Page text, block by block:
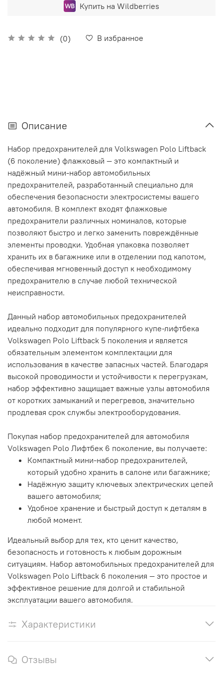
(0) В избранное
Купить на Wildberries
Описание
Набор предохранителей для Volkswagen Polo Liftback
(6 поколение) флажковый — это компактный и
надёжный мини-набор автомобильных
предохранителей, разработанный специально для
обеспечения безопасности электросистемы вашего
автомобиля. В комплект входят флажковые
предохранители различных номиналов, которые
позволяют быстро и легко заменить повреждённые
элементы проводки. Удобная упаковка позволяет
хранить их в багажнике или в отделении под капотом,
обеспечивая мгновенный доступ к необходимому
предохранителю в случае любой технической
неисправности.
Данный набор автомобильных предохранителей
идеально подходит для популярного купе-лифтбека
Volkswagen Polo Liftback 5 поколения и является
обязательным элементом комплектации для
использования в качестве запасных частей. Благодаря
высокой проводимости и устойчивости к перегрузкам,
набор эффективно защищает важные узлы автомобиля
от коротких замыканий и перегревов, значительно
продлевая срок службы электрооборудования.
Покупая набор предохранителей для автомобиля
Volkswagen Polo Лифтбек 6 поколение, вы получаете:
Компактный мини-набор предохранителей,
который удобно хранить в салоне или багажнике;
Надёжную защиту ключевых электрических цепей
вашего автомобиля;
Удобное хранение и быстрый доступ к деталям в
любой момент.
Идеальный выбор для тех, кто ценит качество,
безопасность и готовность к любым дорожным
ситуациям. Набор автомобильных предохранителей для
Volkswagen Polo Liftback 6 поколения — это простое и
эффективное решение для долгой и стабильной
эксплуатации вашего автомобиля.
Характеристики
Отзывы